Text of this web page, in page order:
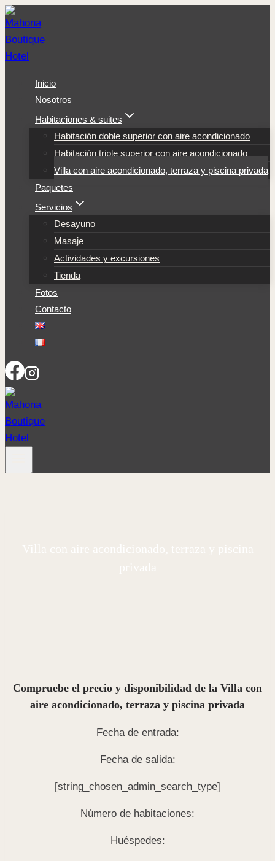
Saltar
al
contenido
Inicio
Nosotros
Habitaciones & suites
Habitación doble superior con aire acondicionado
Habitación triple superior con aire acondicionado
Villa con aire acondicionado, terraza y piscina privada
Paquetes
Servicios
Desayuno
Masaje
Actividades y excursiones
Tienda
Fotos
Contacto
Compruebe el precio y disponibilidad de la Villa con
aire acondicionado, terraza y piscina privada
Fecha de entrada:
Fecha de salida:
[string_chosen_admin_search_type]
Número de habitaciones:
Huéspedes: